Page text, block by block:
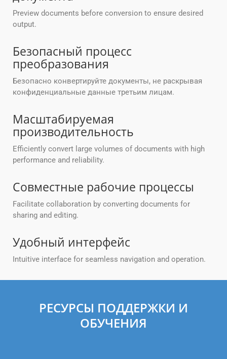
Preview documents before conversion to ensure desired
output.
Безопасный процесс
преобразования
Безопасно конвертируйте документы, не раскрывая
конфиденциальные данные третьим лицам.
Масштабируемая
производительность
Efficiently convert large volumes of documents with high
performance and reliability.
Совместные рабочие процессы
Facilitate collaboration by converting documents for
sharing and editing.
Удобный интерфейс
Intuitive interface for seamless navigation and operation.
РЕСУРСЫ ПОДДЕРЖКИ И
ОБУЧЕНИЯ